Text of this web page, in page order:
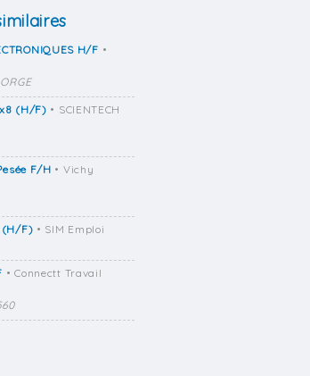
H/F •
(H/F) • SCIENTECH
F/H • Vichy
(H/F) • SIM Emploi
• Connectt Travail